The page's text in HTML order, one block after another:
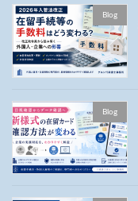
Blog
Blog